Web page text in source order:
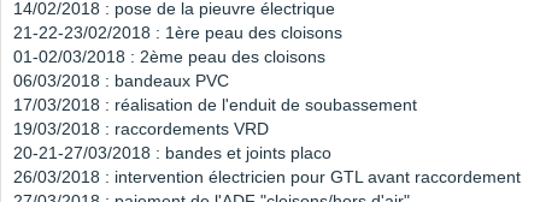
14/02/2018 : pose de la pieuvre électrique
21-22-23/02/2018 : 1ère peau des cloisons
01-02/03/2018 : 2ème peau des cloisons
06/03/2018 : bandeaux PVC
17/03/2018 : réalisation de l'enduit de soubassement
19/03/2018 : raccordements VRD
20-21-27/03/2018 : bandes et joints placo
26/03/2018 : intervention électricien pour GTL avant raccordement